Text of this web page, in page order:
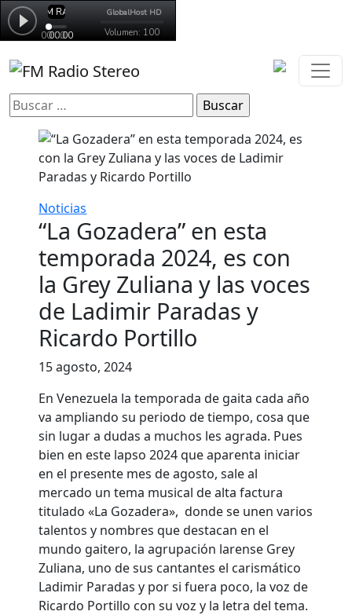
Buscar:
Noticias
“La Gozadera” en esta
temporada 2024, es con
la Grey Zuliana y las voces
de Ladimir Paradas y
Ricardo Portillo
15 agosto, 2024
En Venezuela la temporada de gaita cada año
va ampliando su periodo de tiempo, cosa que
sin lugar a dudas a muchos les agrada. Pues
bien en este lapso 2024 que aparenta iniciar
en el presente mes de agosto, sale al
mercado un tema musical de alta factura
titulado «La Gozadera», donde se unen varios
talentos y nombres que destacan en el
mundo gaitero, la agrupación larense Grey
Zuliana, uno de sus cantantes el carismático
Ladimir Paradas y por si fuera poco, la voz de
Ricardo Portillo con su voz y la letra del tema.